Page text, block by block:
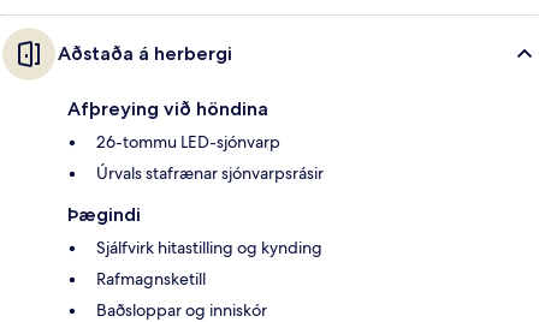
Aðstaða á herbergi
Afþreying við höndina
26-tommu LED-sjónvarp
Úrvals stafrænar sjónvarpsrásir
Þægindi
Sjálfvirk hitastilling og kynding
Rafmagnsketill
Baðsloppar og inniskór